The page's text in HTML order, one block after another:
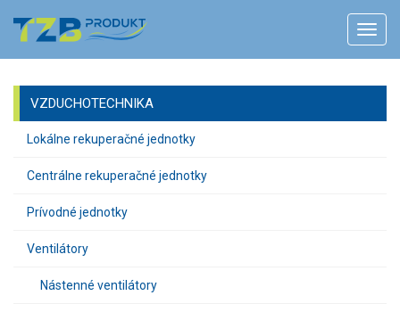
VZDUCHOTECHNIKA
Lokálne rekuperačné jednotky
Centrálne rekuperačné jednotky
Prívodné jednotky
Ventilátory
Nástenné ventilátory